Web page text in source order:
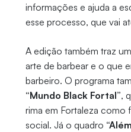
informações e ajuda a
esse processo, que vai
A edição também traz
arte de barbear e o que
barbeiro. O programa
“Mundo Black Fortal”,
rima em Fortaleza como
social. Já o quadro